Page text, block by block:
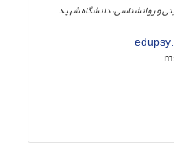
و روانشناسی، دانشگاه شهید